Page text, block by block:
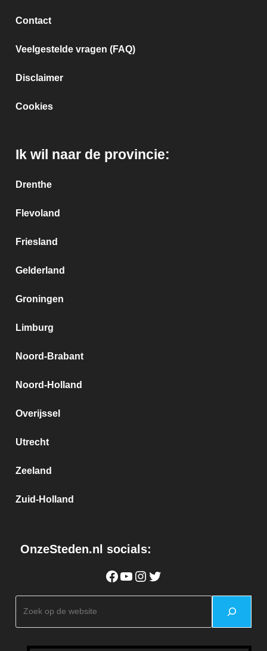
Contact
Veelgestelde vragen (FAQ)
Disclaimer
Cookies
Ik wil naar de provincie:
Drenthe
Flevoland
Friesland
Gelderland
Groningen
Limburg
Noord-Brabant
Noord-Holland
Overijssel
Utrecht
Zeeland
Zuid-Holland
OnzeSteden.nl socials:
Facebook
YouTubeInstagram
Twitter